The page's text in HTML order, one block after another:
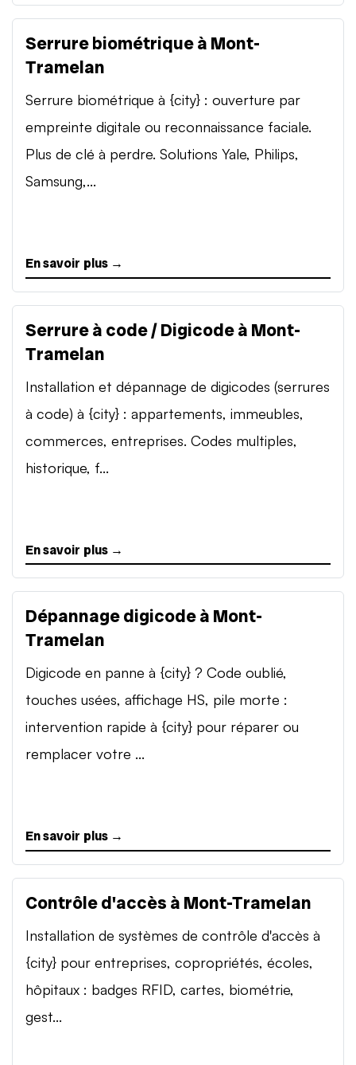
Serrure biométrique à Mont-
Tramelan
Serrure biométrique à {city} : ouverture par
empreinte digitale ou reconnaissance faciale.
Plus de clé à perdre. Solutions Yale, Philips,
Samsung,...
En savoir plus →
Serrure à code / Digicode à Mont-
Tramelan
Installation et dépannage de digicodes (serrures
à code) à {city} : appartements, immeubles,
commerces, entreprises. Codes multiples,
historique, f...
En savoir plus →
Dépannage digicode à Mont-
Tramelan
Digicode en panne à {city} ? Code oublié,
touches usées, affichage HS, pile morte :
intervention rapide à {city} pour réparer ou
remplacer votre ...
En savoir plus →
Contrôle d'accès à Mont-Tramelan
Installation de systèmes de contrôle d'accès à
{city} pour entreprises, copropriétés, écoles,
hôpitaux : badges RFID, cartes, biométrie,
gest...